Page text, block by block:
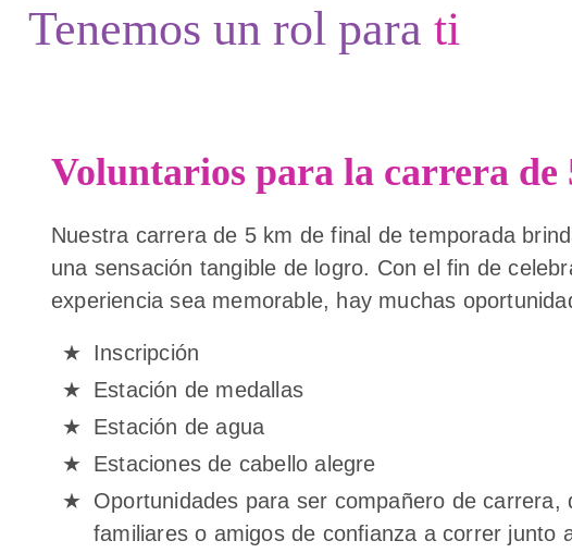
Tenemos un rol para ti
Voluntarios para la carrera de
Nuestra carrera de 5 km de final de temporada
una sensación tangible de logro. Con el fin de
experiencia sea memorable, hay muchas
Inscripción
Estación de medallas
Estación de agua
Estaciones de cabello alegre
Oportunidades para ser compañero de carrera,
familiares o amigos de confianza a correr junto